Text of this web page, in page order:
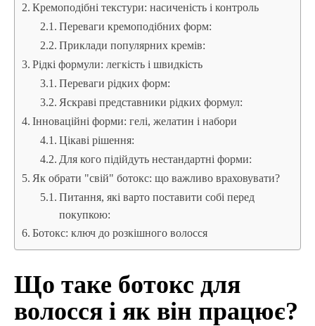
Кремоподібні текстури: насиченість і контроль
Переваги кремоподібних форм:
Приклади популярних кремів:
Рідкі формули: легкість і швидкість
Переваги рідких форм:
Яскраві представники рідких формул:
Інноваційні форми: гелі, желатин і набори
Цікаві рішення:
Для кого підійдуть нестандартні форми:
Як обрати "свій" ботокс: що важливо враховувати?
Питання, які варто поставити собі перед
покупкою:
Ботокс: ключ до розкішного волосся
Що таке ботокс для
волосся і як він працює?